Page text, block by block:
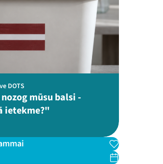
DOTS
mūsu balsi -
ietekme?"